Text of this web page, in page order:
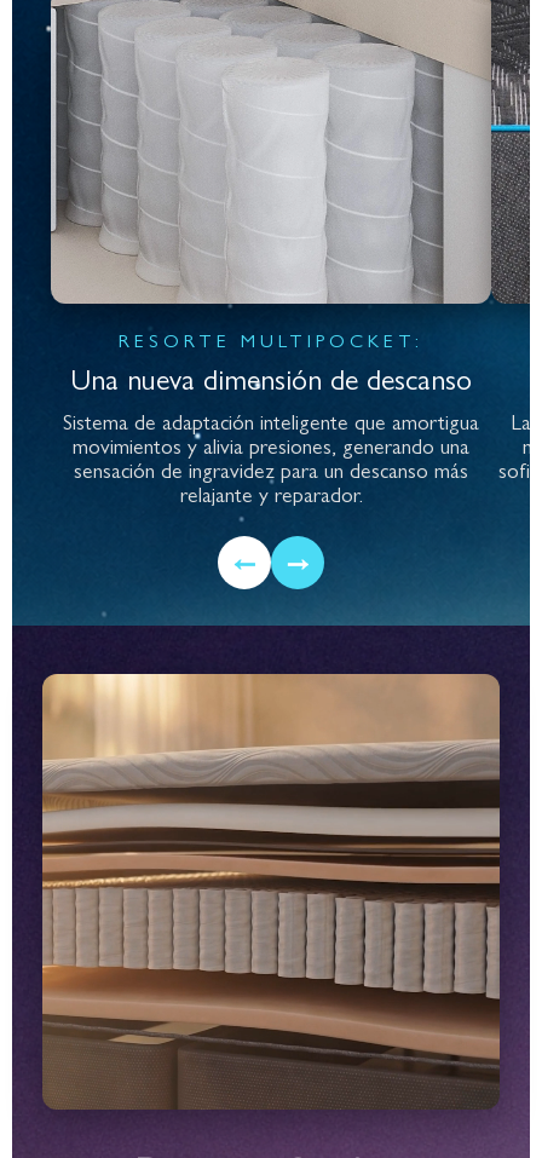
RESORTE MULTIPOCKET:
Una nueva dimensión de descanso
Sistema de adaptación inteligente que amortigua
movimientos y alivia presiones, generando una
sensación de ingravidez para un descanso más
relajante y reparador.
La
← →